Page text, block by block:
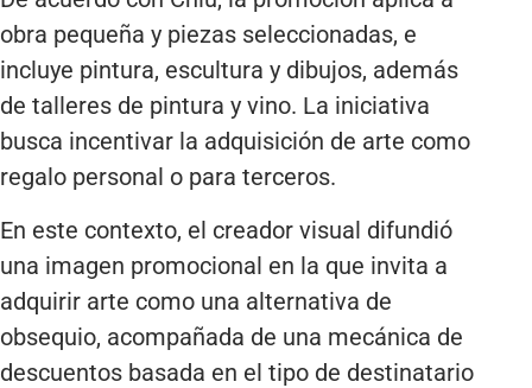
obra pequeña y piezas seleccionadas, e
incluye pintura, escultura y dibujos, además
de talleres de pintura y vino. La iniciativa
busca incentivar la adquisición de arte como
regalo personal o para terceros.
En este contexto, el creador visual difundió
una imagen promocional en la que invita a
adquirir arte como una alternativa de
obsequio, acompañada de una mecánica de
descuentos basada en el tipo de destinatario